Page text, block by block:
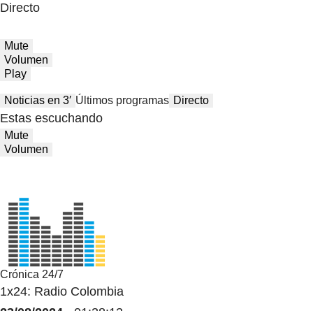
Directo
Mute
Volumen
Play
Noticias en 3′ Últimos programas Directo
Estas escuchando
Mute
Volumen
Crónica 24/7
1x24: Radio Colombia